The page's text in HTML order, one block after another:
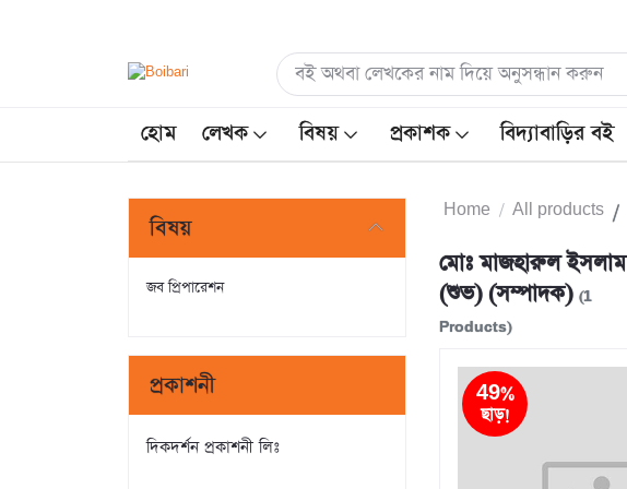
হোম লেখক বিষয় প্রকাশক বিদ্যাবাড়ির বই
বিষয়
জব প্রিপারেশন
প্রকাশনী
দিকদর্শন প্রকাশনী লিঃ
Home All products
মোঃ মাজহারুল ইসলাম
(শুভ) (সম্পাদক) (1
Products)
49%
ছাড়!